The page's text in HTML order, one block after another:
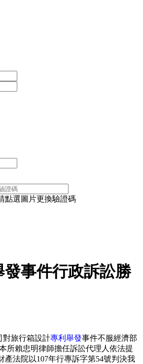
點選圖片更換驗證碼
發事件行政訴訟勝
對旅行箱設計專利舉發事件不服經濟部
所賴忠明律師擔任訴訟代理人依法提
產法院以107年行專訴字第54號判決我